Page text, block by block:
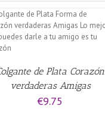
de Plata Corazón
verdaderas Amigas
€9.75